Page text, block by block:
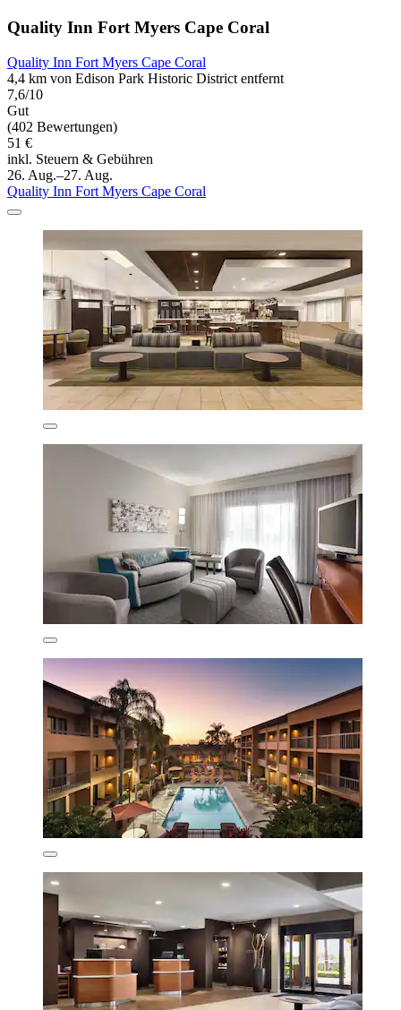
Quality Inn Fort Myers Cape Coral
Quality Inn Fort Myers Cape Coral
4,4 km von Edison Park Historic District entfernt
7,6/10
Gut
(402 Bewertungen)
51 €
inkl. Steuern & Gebühren
26. Aug.–27. Aug.
Quality Inn Fort Myers Cape Coral